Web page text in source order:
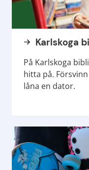
Karlskoga
På Karlskoga
hitta på.
låna en dator.